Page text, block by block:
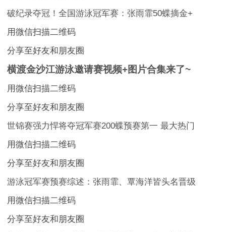
破纪录夺冠！全国游泳冠军赛：张雨霏50蝶摘金+
用微信扫描二维码
分享至好友和朋友圈
横渡金沙江游泳邀请赛视频+图片合集来了~
用微信扫描二维码
分享至好友和朋友圈
世锦赛强力悍将夺冠军赛200蝶预赛第一 最大热门
用微信扫描二维码
分享至好友和朋友圈
游泳冠军赛预赛综述：张雨霏、覃海洋皆头名晋级
用微信扫描二维码
分享至好友和朋友圈